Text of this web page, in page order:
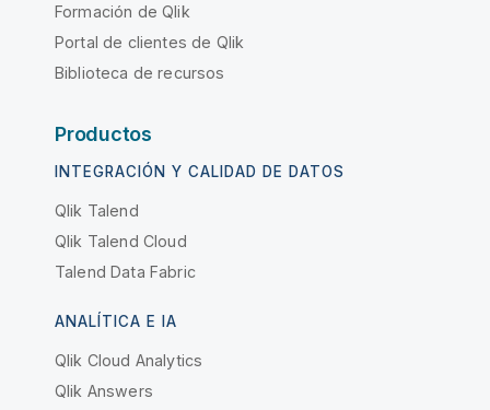
Formación de Qlik
Portal de clientes de Qlik
Biblioteca de recursos
Productos
INTEGRACIÓN Y CALIDAD DE DATOS
Qlik Talend
Qlik Talend Cloud
Talend Data Fabric
ANALÍTICA E IA
Qlik Cloud Analytics
Qlik Answers